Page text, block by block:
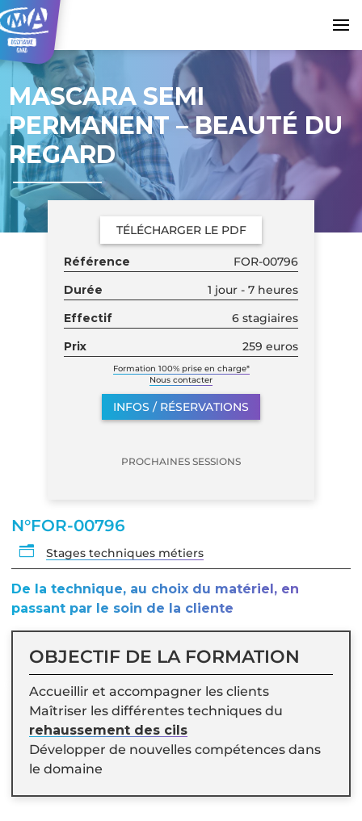
MASCARA SEMI
PERMANENT – BEAUTÉ DU
REGARD
N°FOR-00796
n Stages techniques métiers
De la technique, au choix du matériel, en
passant par le soin de la cliente
OBJECTIF DE LA FORMATION
Accueillir et accompagner les clients
Maîtriser les différentes techniques du
rehaussement des cils
Développer de nouvelles compétences dans
le domaine
TÉLÉCHARGER LE PDF
Référence
FOR-00796
Durée
1 jour - 7 heures
Effectif
6 stagiaires
Prix
259 euros
Formation 100% prise en charge*
Nous contacter
INFOS / RÉSERVATIONS
PROCHAINES SESSIONS